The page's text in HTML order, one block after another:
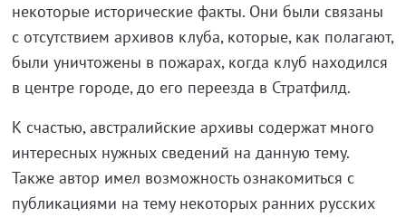
некоторые исторические факты. Они были связаны
с отсутствием архивов клуба, которые, как полагают,
были уничтожены в пожарах, когда клуб находился
в центре городе, до его переезда в Стратфилд.
К счастью, австралийские архивы содержат много
интересных нужных сведений на данную тему.
Также автор имел возможность ознакомиться с
публикациями на тему некоторых ранних русских